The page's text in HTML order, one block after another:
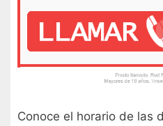
Conoce el horario de las